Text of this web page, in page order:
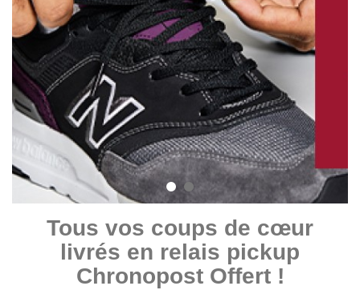
Tous vos coups de cœur
livrés en relais pickup
Chronopost Offert !